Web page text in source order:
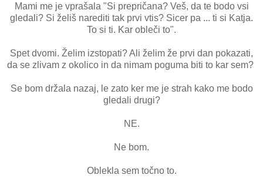
Mami me je vprašala "Si prepričana? Veš, da te bodo vsi
gledali? Si želiš narediti tak prvi vtis? Sicer pa ... ti si Katja.
To si ti. Kar obleči to".
Spet dvomi. Želim izstopati? Ali želim že prvi dan pokazati,
da se zlivam z okolico in da nimam poguma biti to kar sem?
Se bom držala nazaj, le zato ker me je strah kako me bodo
gledali drugi?
NE.
Ne bom.
Oblekla sem točno to.